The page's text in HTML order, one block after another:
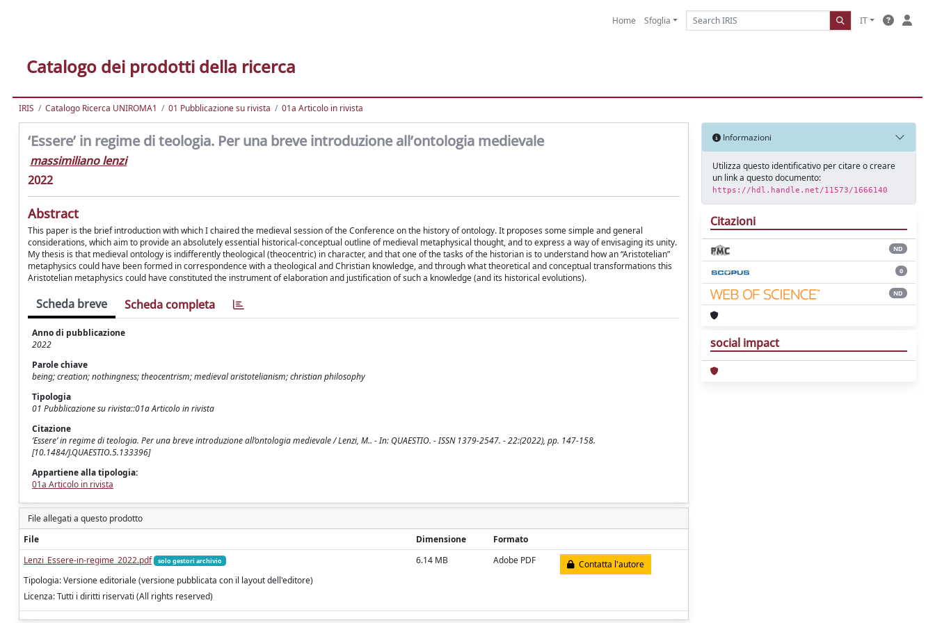
Home Sfoglia IT
Catalogo dei prodotti della ricerca
IRIS Catalogo Ricerca UNIROMA1 01 Pubblicazione su rivista 01a Articolo in rivista
‘Essere’ in regime di teologia. Per una breve introduzione all’ontologia medievale
massimiliano lenzi
2022
Abstract
This paper is the brief introduction with which I chaired the medieval session of the Conference on the history of ontology. It proposes some simple and general
considerations, which aim to provide an absolutely essential historical-conceptual outline of medieval metaphysical thought, and to express a way of envisaging its unity.
My thesis is that medieval ontology is indifferently theological (theocentric) in character, and that one of the tasks of the historian is to understand how an “Aristotelian”
metaphysics could have been formed in correspondence with a theological and Christian knowledge, and through what theoretical and conceptual transformations this
Aristotelian metaphysics could have constituted the instrument of elaboration and justification of such a knowledge (and its historical evolutions).
Scheda breve Scheda completa
Anno di pubblicazione
2022
Parole chiave
being; creation; nothingness; theocentrism; medieval aristotelianism; christian philosophy
Tipologia
01 Pubblicazione su rivista::01a Articolo in rivista
Citazione
‘Essere’ in regime di teologia. Per una breve introduzione all’ontologia medievale / Lenzi, M.. - In: QUAESTIO. - ISSN 1379-2547. - 22:(2022), pp. 147-158.
[10.1484/J.QUAESTIO.5.133396]
Appartiene alla tipologia:
01a Articolo in rivista
File allegati a questo prodotto
File
Dimensione
Formato
Lenzi_Essere-in-regime_2022.pdf
solo gestori archivio
Tipologia: Versione editoriale (versione pubblicata con il layout dell'editore)
Licenza: Tutti i diritti riservati (All rights reserved)
6.14 MB Adobe PDF Contatta l'autore
Informazioni
Utilizza questo identificativo per citare o creare
un link a questo documento:
https://hdl.handle.net/11573/1666140
Citazioni
ND
0
ND
social impact